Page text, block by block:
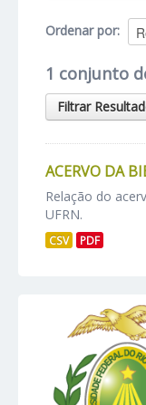
Ordenar por
1 conjunto
Filtrar
ACERVO DA
Relação do
UFRN.
CSV PDF